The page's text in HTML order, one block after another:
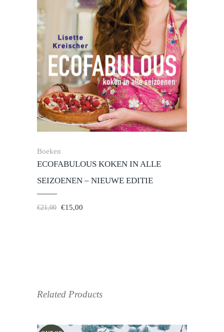
Boeken
ECOFABULOUS KOKEN IN ALLE
SEIZOENEN – NIEUWE EDITIE
€21,00 Oorspronkelijke
€15,00
Related Products